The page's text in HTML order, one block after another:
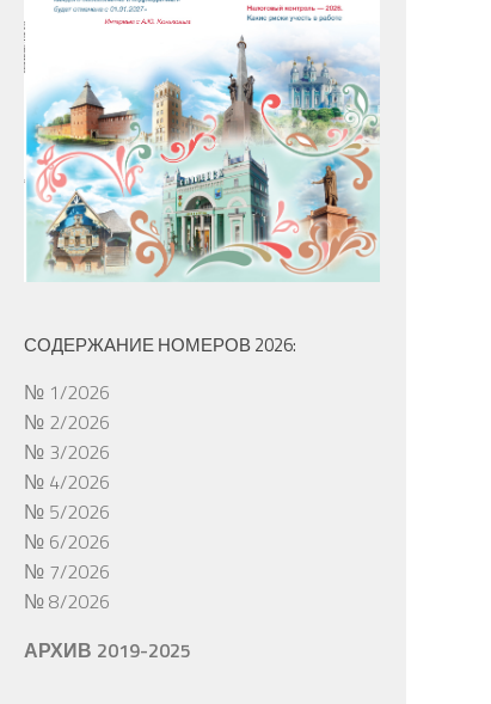
СОДЕРЖАНИЕ НОМЕРОВ 2026:
№ 1/2026
№ 2/2026
№ 3/2026
№ 4/2026
№ 5/2026
№ 6/2026
№ 7/2026
№ 8/2026
АРХИВ 2019-2025